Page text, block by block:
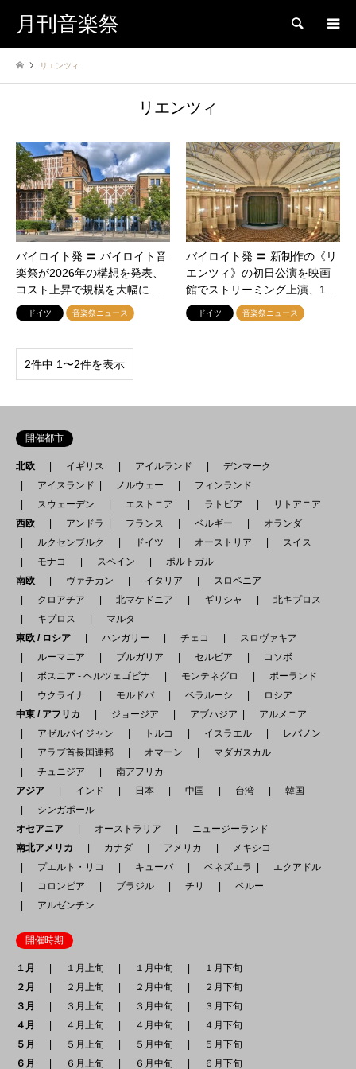
月刊音楽祭 検索
リエンツィ
リエンツィ
バイロイト発 〓 バイロイト音
楽祭が2026年の構想を発表、
コスト上昇で規模を大幅に…
ドイツ 音楽祭ニュース
バイロイト発 〓 新制作の《リ
エンツィ》の初日公演を映画
館でストリーミング上演、1…
ドイツ 音楽祭ニュース
2件中 1〜2件を表示
開催都市
北欧 イギリス アイルランド
デンマーク
アイスランド
ノルウェー
フィンランド
スウェーデン
エストニア ラトビア
リトアニア
西欧
アンドラ フランス ベルギー
オランダ
ルクセンブルク
ドイツ オーストリア
スイス
モナコ
スペイン
ポルトガル
南欧
ヴァチカン イタリア
スロベニア
クロアチア
北マケドニア ギリシャ
北キプロス
キプロス
マルタ
東欧 / ロシア
ハンガリー チェコ
スロヴァキア
ルーマニア
ブルガリア セルビア
コソボ
ボスニア - ヘルツェゴビナ
モンテネグロ
ポーランド
ウクライナ
モルドバ ベラルーシ
ロシア
中東 / アフリカ
ジョージア アブハジア
アルメニア
アゼルバイジャン
トルコ イスラエル
レバノン
アラブ首長国連邦
オマーン
マダガスカル
チュニジア
南アフリカ
アジア
インド 日本 中国 台湾
韓国
シンガポール
オセアニア
オーストラリア
ニュージーランド
南北アメリカ
カナダ アメリカ
メキシコ
プエルト・リコ
キューバ ベネズエラ
エクアドル
コロンビア
ブラジル チリ
ペルー
アルゼンチン
開催時期
１月 １月上旬 １月中旬
１月下旬
２月
２月上旬 ２月中旬
２月下旬
３月
３月上旬 ３月中旬
３月下旬
４月
４月上旬 ４月中旬
４月下旬
５月
５月上旬 ５月中旬
５月下旬
６月
６月上旬 ６月中旬 ６月下旬